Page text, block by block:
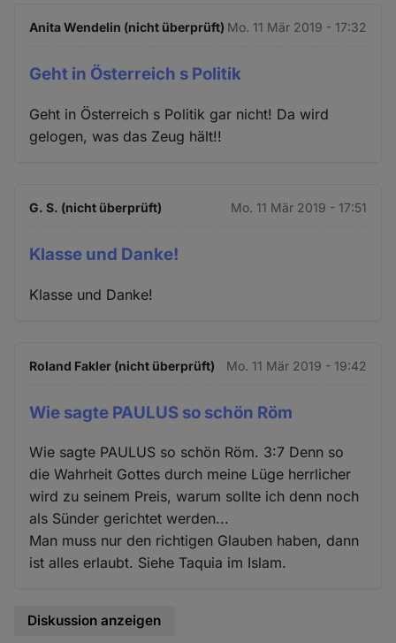
Anita Wendelin (nicht überprüft) Mo. 11 Mär 2019 - 17:32
Geht in Österreich s Politik
Geht in Österreich s Politik gar nicht! Da wird
gelogen, was das Zeug hält!!
G. S. (nicht überprüft) Mo. 11 Mär 2019 - 17:51
Klasse und Danke!
Klasse und Danke!
Roland Fakler (nicht überprüft) Mo. 11 Mär 2019 - 19:42
Wie sagte PAULUS so schön Röm
Wie sagte PAULUS so schön Röm. 3:7 Denn so
die Wahrheit Gottes durch meine Lüge herrlicher
wird zu seinem Preis, warum sollte ich denn noch
als Sünder gerichtet werden...
Man muss nur den richtigen Glauben haben, dann
ist alles erlaubt. Siehe Taquia im Islam.
Diskussion anzeigen